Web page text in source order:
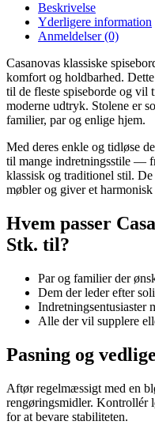
Beskrivelse
Yderligere information
Anmeldelser (0)
Casanovas klassiske
komfort og holdbarhed.
til de fleste spiseborde og vil
moderne udtryk. Stolene er
familier, par og enlige hjem.
Med deres enkle og tidløse
til mange indretningsstile —
klassisk og traditionel stil.
møbler og giver et
Hvem passer
Stk. til?
Par og familier der
Dem der leder efter
Indretningsentusiaster
Alle der vil supplere
Pasning og
Aftør regelmæssigt med en
rengøringsmidler. Kontrollér
for at bevare stabiliteten.